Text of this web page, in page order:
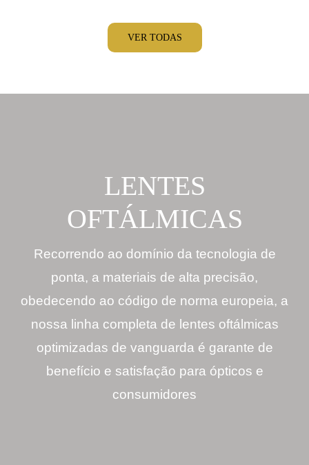
VER TODAS
LENTES
OFTÁLMICAS
Recorrendo ao domínio da tecnologia de
ponta, a materiais de alta precisão,
obedecendo ao código de norma europeia, a
nossa linha completa de lentes oftálmicas
optimizadas de vanguarda é garante de
benefício e satisfação para ópticos e
consumidores